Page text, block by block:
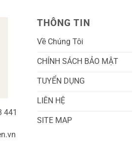
441
THÔNG TIN
Về Chúng Tôi
CHÍNH SÁCH BẢO MẬT
TUYỂN DỤNG
LIÊN HỆ
SITE MAP